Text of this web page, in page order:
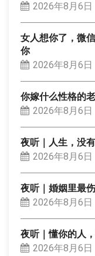
2026年8月6日
女人想你了，微
你
2026年8月6日
你嫁什么性格的
2026年8月6日
夜听｜人生，没
2026年8月6日
夜听｜婚姻里最
2026年8月6日
夜听｜懂你的人
2026年8月6日